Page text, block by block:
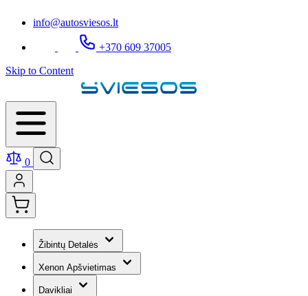
info@autosviesos.lt
+370 609 37005
Skip to Content
0
Žibintų Detalės
Xenon Apšvietimas
Davikliai